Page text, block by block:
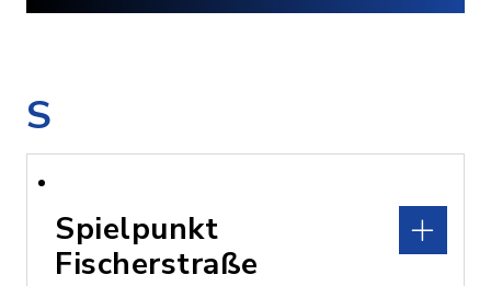
S
Spielpunkt
Fischerstraße